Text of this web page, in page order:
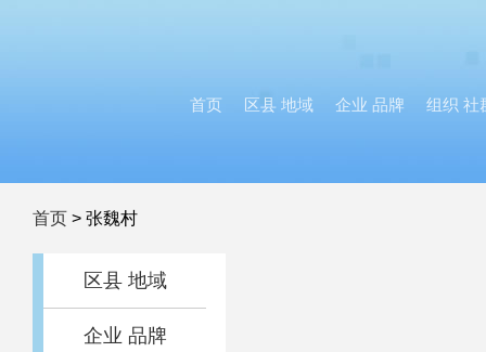
首页 区县 地域 企业 品牌 组织 社
首页 > 张魏村
区县 地域
企业 品牌